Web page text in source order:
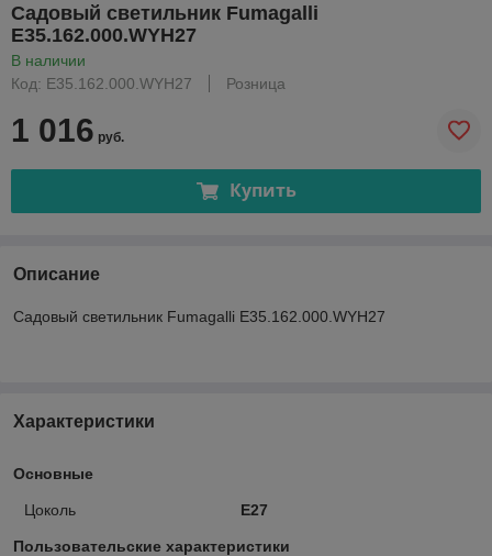
Садовый светильник Fumagalli
E35.162.000.WYH27
В наличии
Код: E35.162.000.WYH27
Розница
1 016 руб.
Купить
Описание
Садовый светильник Fumagalli E35.162.000.WYH27
Характеристики
Основные
Цоколь E27
Пользовательские характеристики